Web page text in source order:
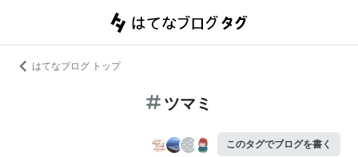
はてなブログ トップ
ツマミ
このタグでブログを書く